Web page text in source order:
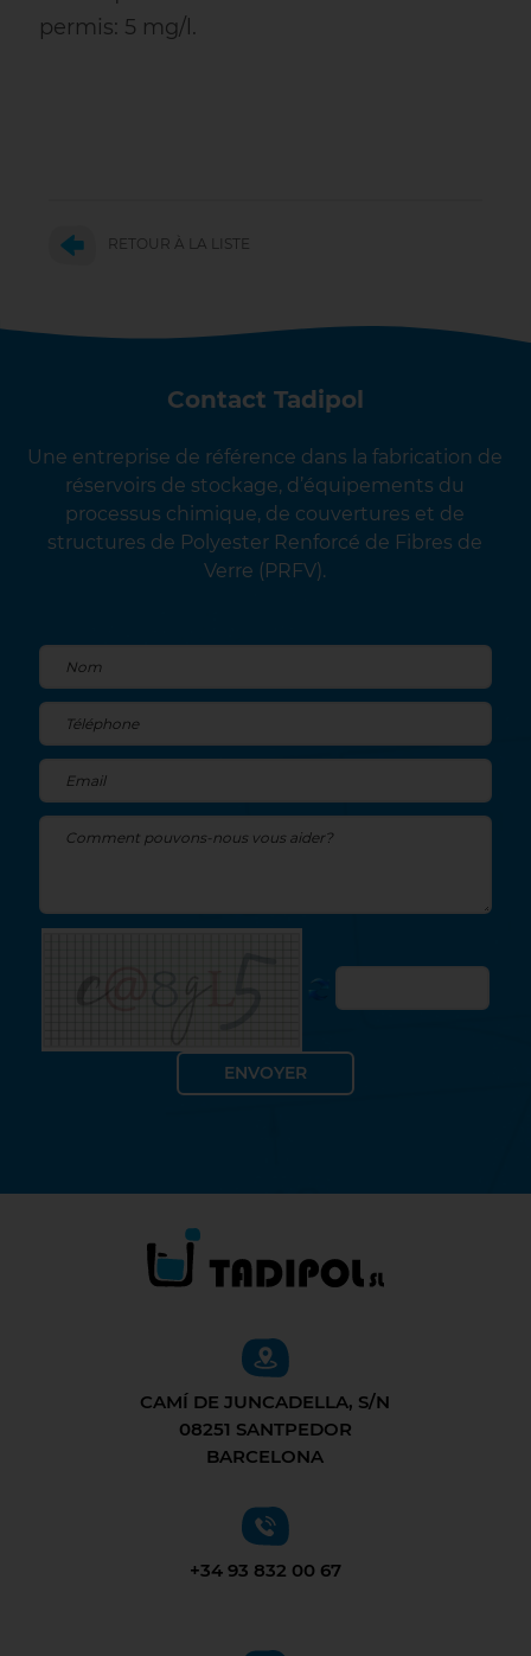
permis: 5 mg/l.
RETOUR À LA LISTE
Contact Tadipol
Une entreprise de référence dans la fabrication de
réservoirs de stockage, d’équipements du
processus chimique, de couvertures et de
structures de Polyester Renforcé de Fibres de
Verre (PRFV).
CAMÍ DE JUNCADELLA, S/N
08251 SANTPEDOR
BARCELONA
+34 93 832 00 67